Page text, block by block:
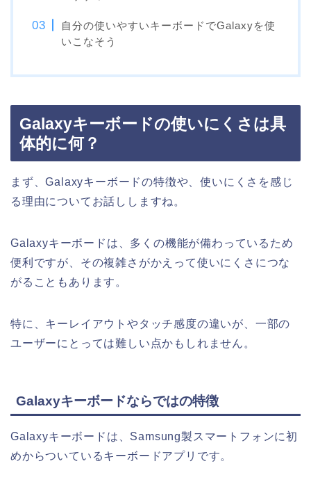
自分の使いやすいキーボードでGalaxyを使
いこなそう
Galaxyキーボードの使いにくさは具
体的に何？
まず、Galaxyキーボードの特徴や、使いにくさを感じ
る理由についてお話ししますね。
Galaxyキーボードは、多くの機能が備わっているため
便利ですが、その複雑さがかえって使いにくさにつな
がることもあります。
特に、キーレイアウトやタッチ感度の違いが、一部の
ユーザーにとっては難しい点かもしれません。
Galaxyキーボードならではの特徴
Galaxyキーボードは、Samsung製スマートフォンに初
めからついているキーボードアプリです。